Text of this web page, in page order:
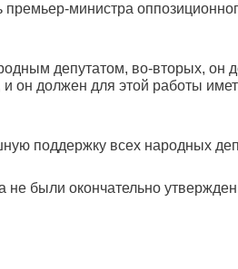
министра
депутатом, во-вторых, он
он должен для этой работы
поддержку всех народных
не были окончательно